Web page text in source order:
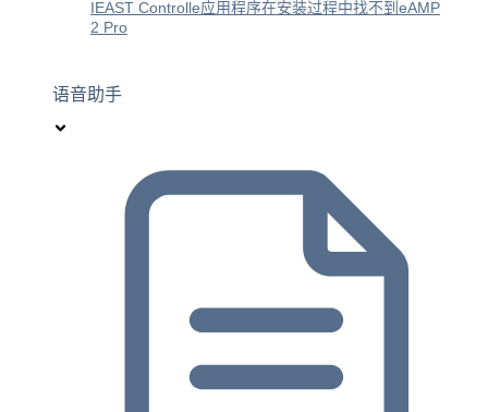
IEAST Controlle应用程序在安装过程中找不到eAMP
2 Pro
语音助手